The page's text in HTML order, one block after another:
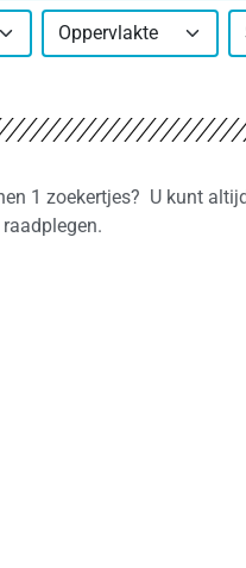
Oppervlakte
1 zoekertjes? U kunt